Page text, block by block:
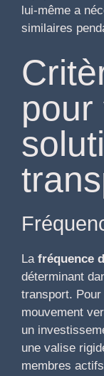
lui-même a
similaires
pour
La fréquence
déterminant
transport.
mouvement
un
une valise
membres